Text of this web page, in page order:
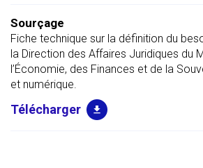
Sourçage
Fiche technique sur la définition du
la Direction des Affaires Juridiques du
l’Économie, des Finances et de la
et numérique.